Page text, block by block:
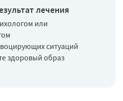
лечения
или
ситуаций
здоровый образ